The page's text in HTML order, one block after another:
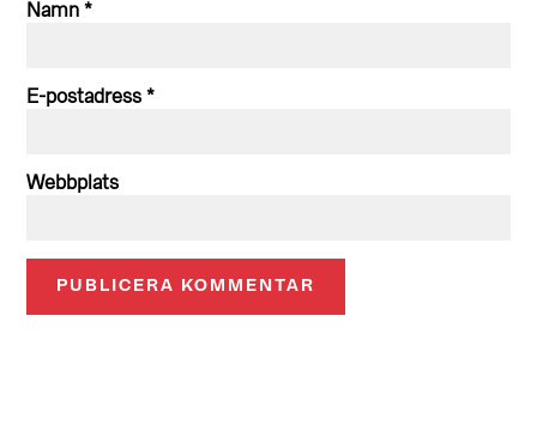
Namn*
E-postadress*
Webbplats